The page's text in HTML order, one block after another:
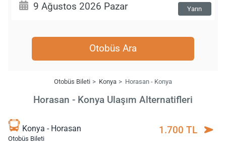
Yarın
Otobüs Ara
Otobüs Bileti Konya Horasan - Konya
Horasan - Konya Ulaşım Alternatifleri
Konya - Horasan
Otobüs Bileti
1.700 TL